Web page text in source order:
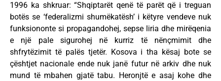
1996 ka shkruar: “Shqiptarët qenë të parët që i treguan
botës se ‘federalizmi shumëkatësh’ i këtyre vendeve nuk
funksiononte si propagandohej, sepse liria dhe mirëqenia
e një pale sigurohej në kurriz të nënçmimit dhe
shfrytëzimit të palës tjetër. Kosova i tha kësaj bote se
çështjet nacionale ende nuk janë futur në arkiv dhe nuk
mund të mbahen gjatë tabu. Heronjtë e asaj kohe dhe